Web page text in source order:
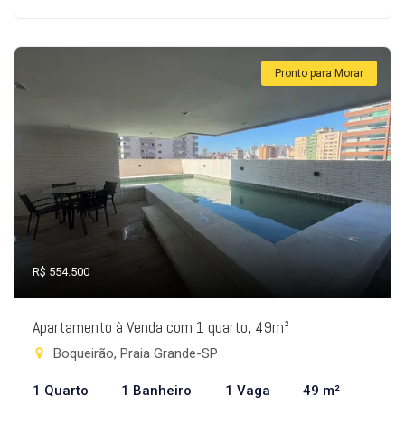
Pronto para Morar
R$ 554.500
Apartamento à Venda com 1 quarto, 49m²
Boqueirão, Praia Grande-SP
1 Quarto 1 Banheiro 1 Vaga 49 m²